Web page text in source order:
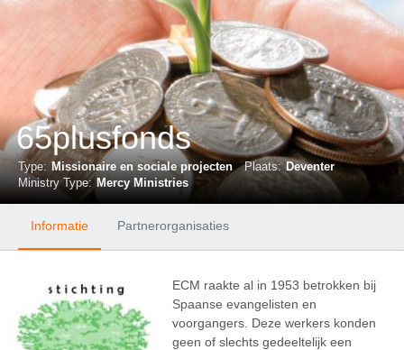
65plusfonds
Type: Missionaire en sociale projecten Plaats: Deventer
Ministry Type: Mercy Ministries
Informatie Partnerorganisaties
ECM raakte al in 1953 betrokken bij
Spaanse evangelisten en
voorgangers. Deze werkers konden
geen of slechts gedeeltelijk een